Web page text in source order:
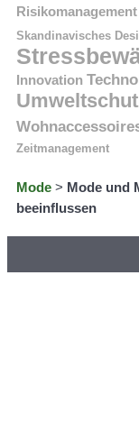
Risikomanagement
Skandinavisches
Innovation
Zeitmanagement
Mode > Mode und
beeinflussen